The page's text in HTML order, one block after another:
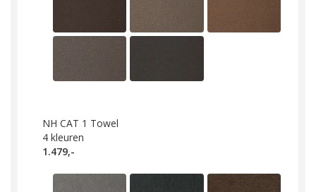
NH CAT 1 Towel
4 kleuren
1.479,-